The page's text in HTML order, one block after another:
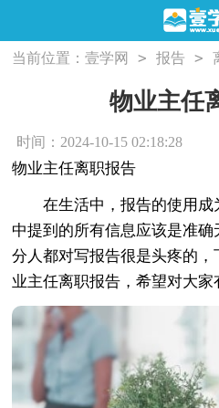
当前位置：壹学网 > 报告 >
物业主任
时间：2024-10-15 02:18:28
物业主任离职报告
在生活中，报告的使用成
中提到的所有信息应该是准
分人都对写报告很是头疼的
业主任离职报告，希望对大家